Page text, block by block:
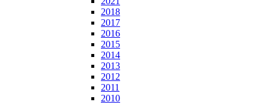
2018
2017
2016
2015
2014
2013
2012
2011
2010